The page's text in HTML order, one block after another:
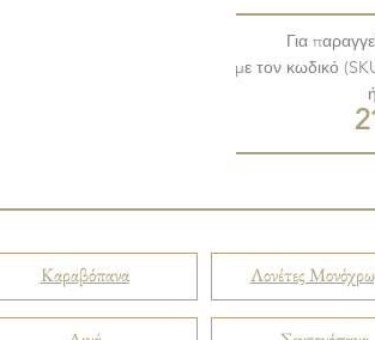
Για
με τον κωδικό
Καραβόπανα Λονέτες